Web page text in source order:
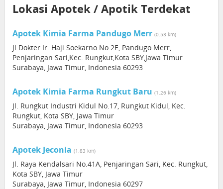
Lokasi Apotek / Apotik Terdekat
Apotek Kimia Farma Pandugo Merr (0.53 km)
Jl Dokter Ir. Haji Soekarno No.2E, Pandugo Merr,
Penjaringan Sari,Kec. Rungkut,Kota SBY,Jawa Timur
Surabaya, Jawa Timur, Indonesia 60293
Apotek Kimia Farma Rungkut Baru (1.26 km)
Jl. Rungkut Industri Kidul No.17, Rungkut Kidul, Kec.
Rungkut, Kota SBY, Jawa Timur
Surabaya, Jawa Timur, Indonesia 60293
Apotek Jeconia (1.83 km)
Jl. Raya Kendalsari No.41A, Penjaringan Sari, Kec. Rungkut,
Kota SBY, Jawa Timur
Surabaya, Jawa Timur, Indonesia 60297